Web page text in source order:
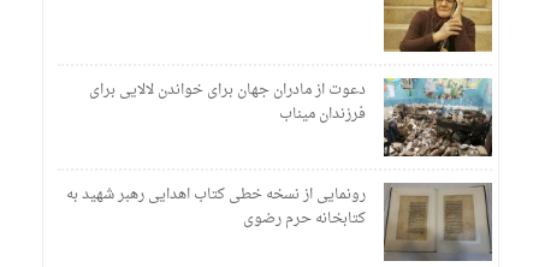
دعوت از مادران جهان برای خواندن لالایی برای
فرزندان میناب
رونمایی از نسخه خطی کتاب اهدایی رهبر شهید به
کتابخانه حرم رضوی